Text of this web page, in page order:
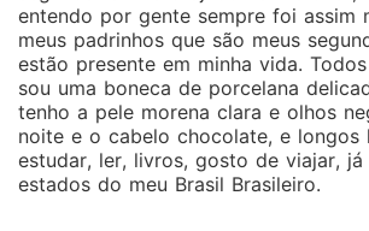
descobriu o verdadeiro amor junto
processa de sua vida...
entendo por gente sempre foi assim
meus padrinhos que são meus
estão presente em minha vida.
sou uma boneca de porcelana
tenho a pele morena clara e olhos
noite e o cabelo chocolate, e longos
estudar, ler, livros, gosto de viajar,
estados do meu Brasil Brasileiro.